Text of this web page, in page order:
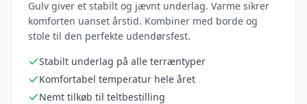
Gulv giver et stabilt og jævnt underlag. Varme sikrer
komforten uanset årstid. Kombiner med borde og
stole til den perfekte udendørsfest.
Stabilt underlag på alle terræntyper
Komfortabel temperatur hele året
Nemt tilkøb til teltbestilling